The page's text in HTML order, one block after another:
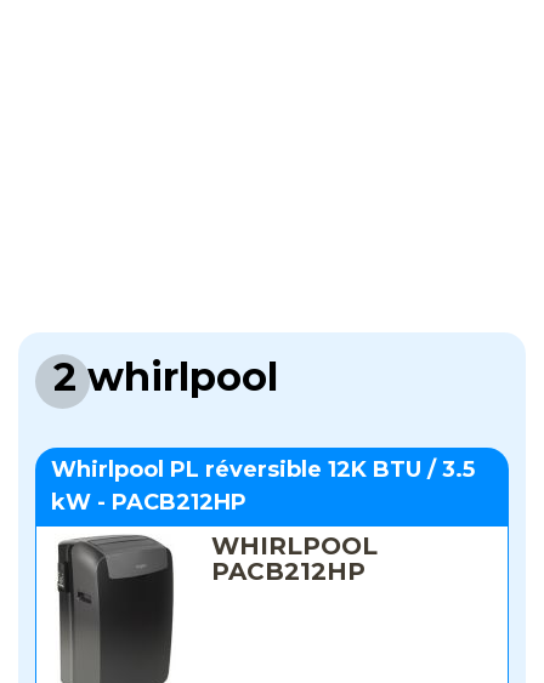
2 whirlpool
Whirlpool PL réversible 12K BTU / 3.5
kW - PACB212HP
WHIRLPOOL
PACB212HP